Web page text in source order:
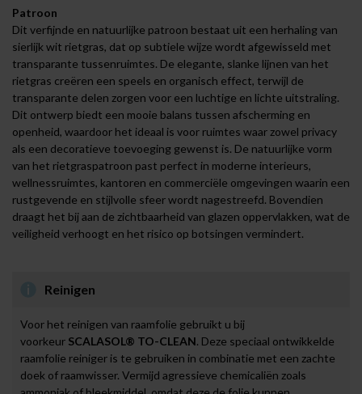
Patroon
Dit verfijnde en natuurlijke patroon bestaat uit een herhaling van
sierlijk wit rietgras, dat op subtiele wijze wordt afgewisseld met
transparante tussenruimtes. De elegante, slanke lijnen van het
rietgras creëren een speels en organisch effect, terwijl de
transparante delen zorgen voor een luchtige en lichte uitstraling.
Dit ontwerp biedt een mooie balans tussen afscherming en
openheid, waardoor het ideaal is voor ruimtes waar zowel privacy
als een decoratieve toevoeging gewenst is. De natuurlijke vorm
van het rietgraspatroon past perfect in moderne interieurs,
wellnessruimtes, kantoren en commerciële omgevingen waarin een
rustgevende en stijlvolle sfeer wordt nagestreefd. Bovendien
draagt het bij aan de zichtbaarheid van glazen oppervlakken, wat de
veiligheid verhoogt en het risico op botsingen vermindert.
Reinigen
Voor het reinigen van raamfolie gebruikt u bij
voorkeur SCALASOL® TO-CLEAN. Deze speciaal ontwikkelde
raamfolie reiniger is te gebruiken in combinatie met een zachte
doek of raamwisser. Vermijd agressieve chemicaliën zoals